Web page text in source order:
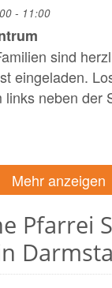
- 11:00
sind
eingeladen.
neben der
Mehr anzeigen
Pfarrei